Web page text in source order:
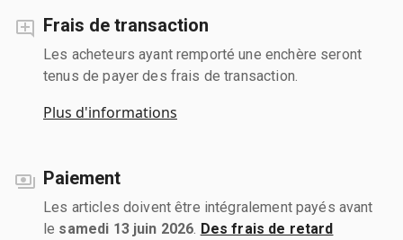
Frais de transaction
Les acheteurs ayant remporté une enchère seront
tenus de payer des frais de transaction.
Plus d'informations
Paiement
Les articles doivent être intégralement payés avant
le samedi 13 juin 2026 Des frais de retard